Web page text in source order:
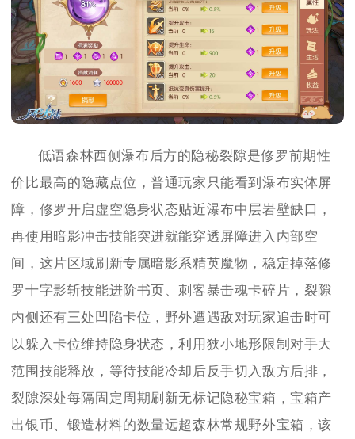
低语森林西侧瀑布后方的隐秘裂隙是修罗前期性
价比最高的隐藏点位，普通玩家只能看到瀑布实体屏
障，修罗开启虚空隐身状态贴近瀑布中层岩壁缺口，
再使用暗影冲击技能突进就能穿透屏障进入内部空
间，这片区域刷新专属暗影系精英魔物，稳定掉落修
罗十字影斩技能进阶书页、刺客暴击魂卡碎片，裂隙
内侧还有三处凹陷卡位，野外遭遇敌对玩家追击时可
以躲入卡位维持隐身状态，利用狭小地形限制对手大
范围技能释放，等待技能冷却后反手切入敌方后排，
裂隙深处每隔固定周期刷新无标记隐秘宝箱，宝箱产
出银币、锻造材料的数量远超森林常规野外宝箱，该